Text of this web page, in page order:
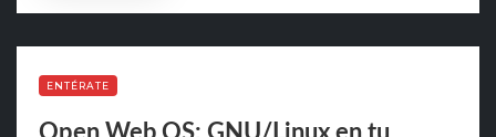
ENTÉRATE
Open Web OS: GNU/Linux en tu